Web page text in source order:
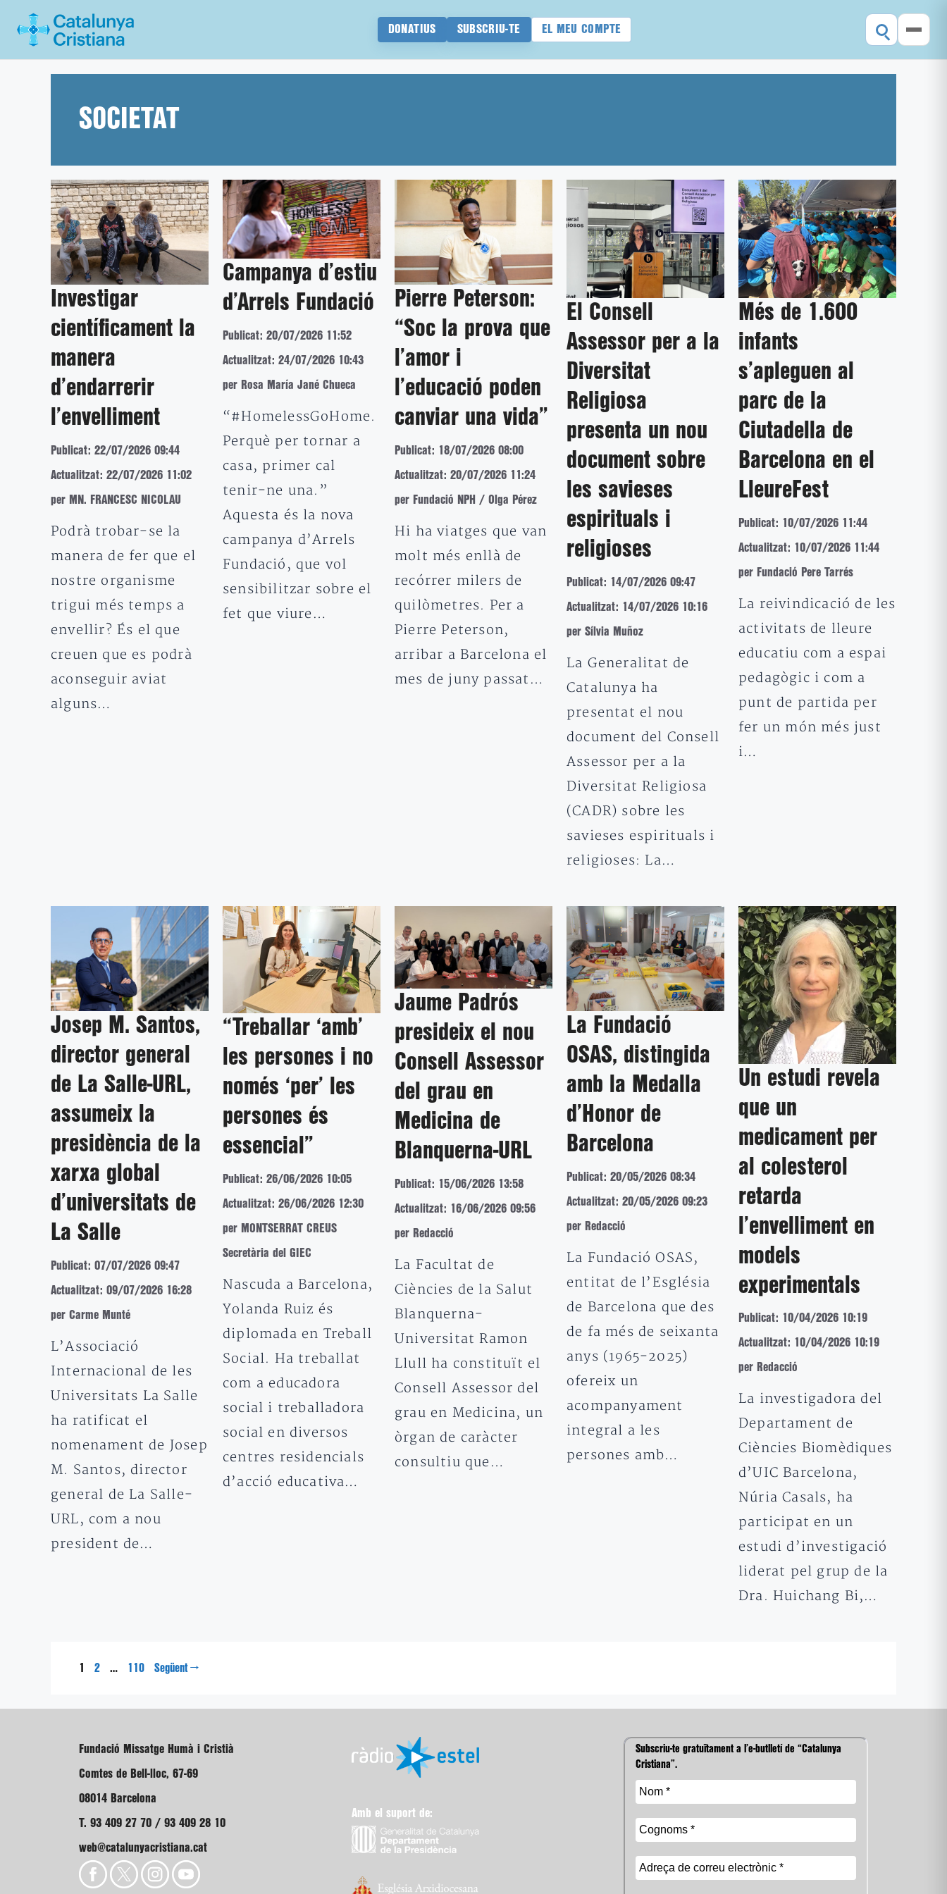
DONATIUS SUBSCRIU-TE EL MEU COMPTE
SOCIETAT
Investigar
científicament la
manera
d’endarrerir
l’envelliment
Publicat: 22/07/2026 09:44
Actualitzat: 22/07/2026 11:02
per MN. FRANCESC NICOLAU
Podrà trobar-se la
manera de fer que el
nostre organisme
trigui més temps a
envellir? És el que
creuen que es podrà
aconseguir aviat
alguns…
Campanya d’estiu
d’Arrels Fundació
Publicat: 20/07/2026 11:52
Actualitzat: 24/07/2026 10:43
per Rosa María Jané Chueca
“#HomelessGoHome.
Perquè per tornar a
casa, primer cal
tenir-ne una.”
Aquesta és la nova
campanya d’Arrels
Fundació, que vol
sensibilitzar sobre el
fet que viure…
Pierre Peterson:
“Soc la prova que
l’amor i
l’educació poden
canviar una vida”
Publicat: 18/07/2026 08:00
Actualitzat: 20/07/2026 11:24
per Fundació NPH / Olga Pérez
Hi ha viatges que van
molt més enllà de
recórrer milers de
quilòmetres. Per a
Pierre Peterson,
arribar a Barcelona el
mes de juny passat…
El Consell
Assessor per a la
Diversitat
Religiosa
presenta un nou
document sobre
les savieses
espirituals i
religioses
Publicat: 14/07/2026 09:47
Actualitzat: 14/07/2026 10:16
per Sílvia Muñoz
La Generalitat de
Catalunya ha
presentat el nou
document del Consell
Assessor per a la
Diversitat Religiosa
(CADR) sobre les
savieses espirituals i
religioses: La…
Més de 1.600
infants
s’apleguen al
parc de la
Ciutadella de
Barcelona en el
LleureFest
Publicat: 10/07/2026 11:44
Actualitzat: 10/07/2026 11:44
per Fundació Pere Tarrés
La reivindicació de les
activitats de lleure
educatiu com a espai
pedagògic i com a
punt de partida per
fer un món més just
i…
Josep M. Santos,
director general
de La Salle-URL,
assumeix la
presidència de la
xarxa global
d’universitats de
La Salle
Publicat: 07/07/2026 09:47
Actualitzat: 09/07/2026 16:28
per Carme Munté
L’Associació
Internacional de les
Universitats La Salle
ha ratificat el
nomenament de Josep
M. Santos, director
general de La Salle-
URL, com a nou
president de…
“Treballar ‘amb’
les persones i no
només ‘per’ les
persones és
essencial”
Publicat: 26/06/2026 10:05
Actualitzat: 26/06/2026 12:30
per MONTSERRAT CREUS
Secretària del GIEC
Nascuda a Barcelona,
Yolanda Ruiz és
diplomada en Treball
Social. Ha treballat
com a educadora
social i treballadora
social en diversos
centres residencials
d’acció educativa…
Jaume Padrós
presideix el nou
Consell Assessor
del grau en
Medicina de
Blanquerna-URL
Publicat: 15/06/2026 13:58
Actualitzat: 16/06/2026 09:56
per Redacció
La Facultat de
Ciències de la Salut
Blanquerna-
Universitat Ramon
Llull ha constituït el
Consell Assessor del
grau en Medicina, un
òrgan de caràcter
consultiu que…
La Fundació
OSAS, distingida
amb la Medalla
d’Honor de
Barcelona
Publicat: 20/05/2026 08:34
Actualitzat: 20/05/2026 09:23
per Redacció
La Fundació OSAS,
entitat de l’Església
de Barcelona que des
de fa més de seixanta
anys (1965-2025)
ofereix un
acompanyament
integral a les
persones amb…
Un estudi revela
que un
medicament per
al colesterol
retarda
l’envelliment en
models
experimentals
Publicat: 10/04/2026 10:19
Actualitzat: 10/04/2026 10:19
per Redacció
La investigadora del
Departament de
Ciències Biomèdiques
d’UIC Barcelona, ​​
Núria Casals, ha
participat en un
estudi d’investigació
liderat pel grup de la
Dra. Huichang Bi,…
Pàgina
1 Pàgina
2 … Pàgina
110 Següent →
Fundació Missatge Humà i Cristià
Comtes de Bell-lloc, 67-69
08014 Barcelona
T. 93 409 27 70 / 93 409 28 10
web@catalunyacristiana.cat
Amb el suport de:
Subscriu-te gratuïtament a l’e-butlletí de “Catalunya
Cristiana”.